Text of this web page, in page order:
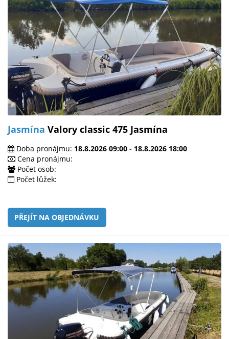
Jasmína Valory classic 475 Jasmína
Doba pronájmu: 18.8.2026 09:00 - 18.8.2026 18:00
Cena pronájmu:
Počet osob:
Počet lůžek:
PŘEJÍT NA OBJEDNÁVKU